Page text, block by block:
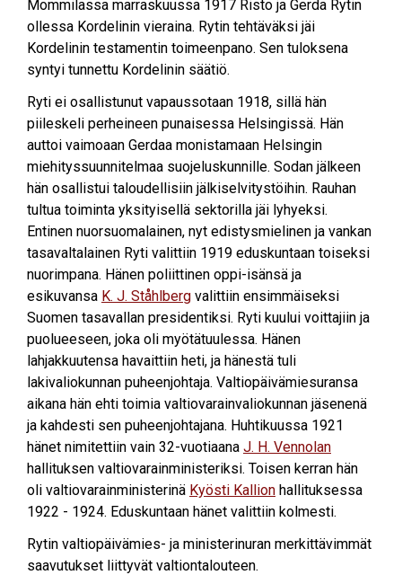
Mommilassa marraskuussa 1917 Risto ja Gerda Rytin
ollessa Kordelinin vieraina. Rytin tehtäväksi jäi
Kordelinin testamentin toimeenpano. Sen tuloksena
syntyi tunnettu Kordelinin säätiö.
Ryti ei osallistunut vapaussotaan 1918, sillä hän
piileskeli perheineen punaisessa Helsingissä. Hän
auttoi vaimoaan Gerdaa monistamaan Helsingin
miehityssuunnitelmaa suojeluskunnille. Sodan jälkeen
hän osallistui taloudellisiin jälkiselvitystöihin. Rauhan
tultua toiminta yksityisellä sektorilla jäi lyhyeksi.
Entinen nuorsuomalainen, nyt edistysmielinen ja vankan
tasavaltalainen Ryti valittiin 1919 eduskuntaan toiseksi
nuorimpana. Hänen poliittinen oppi-isänsä ja
esikuvansa K. J. Ståhlberg valittiin ensimmäiseksi
Suomen tasavallan presidentiksi. Ryti kuului voittajiin ja
puolueeseen, joka oli myötätuulessa. Hänen
lahjakkuutensa havaittiin heti, ja hänestä tuli
lakivaliokunnan puheenjohtaja. Valtiopäivämiesuransa
aikana hän ehti toimia valtiovarainvaliokunnan jäsenenä
ja kahdesti sen puheenjohtajana. Huhtikuussa 1921
hänet nimitettiin vain 32-vuotiaana J. H. Vennolan
hallituksen valtiovarainministeriksi. Toisen kerran hän
oli valtiovarainministerinä Kyösti Kallion hallituksessa
1922 - 1924. Eduskuntaan hänet valittiin kolmesti.
Rytin valtiopäivämies- ja ministerinuran merkittävimmät
saavutukset liittyvät valtiontalouteen.